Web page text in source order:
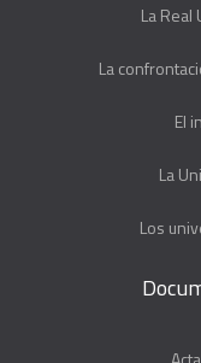
La Real
La
El
La
Los